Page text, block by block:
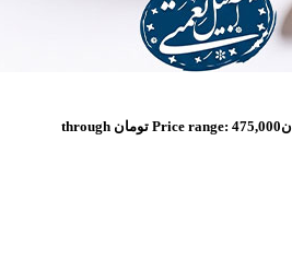
Price range: 475,000 تومان through